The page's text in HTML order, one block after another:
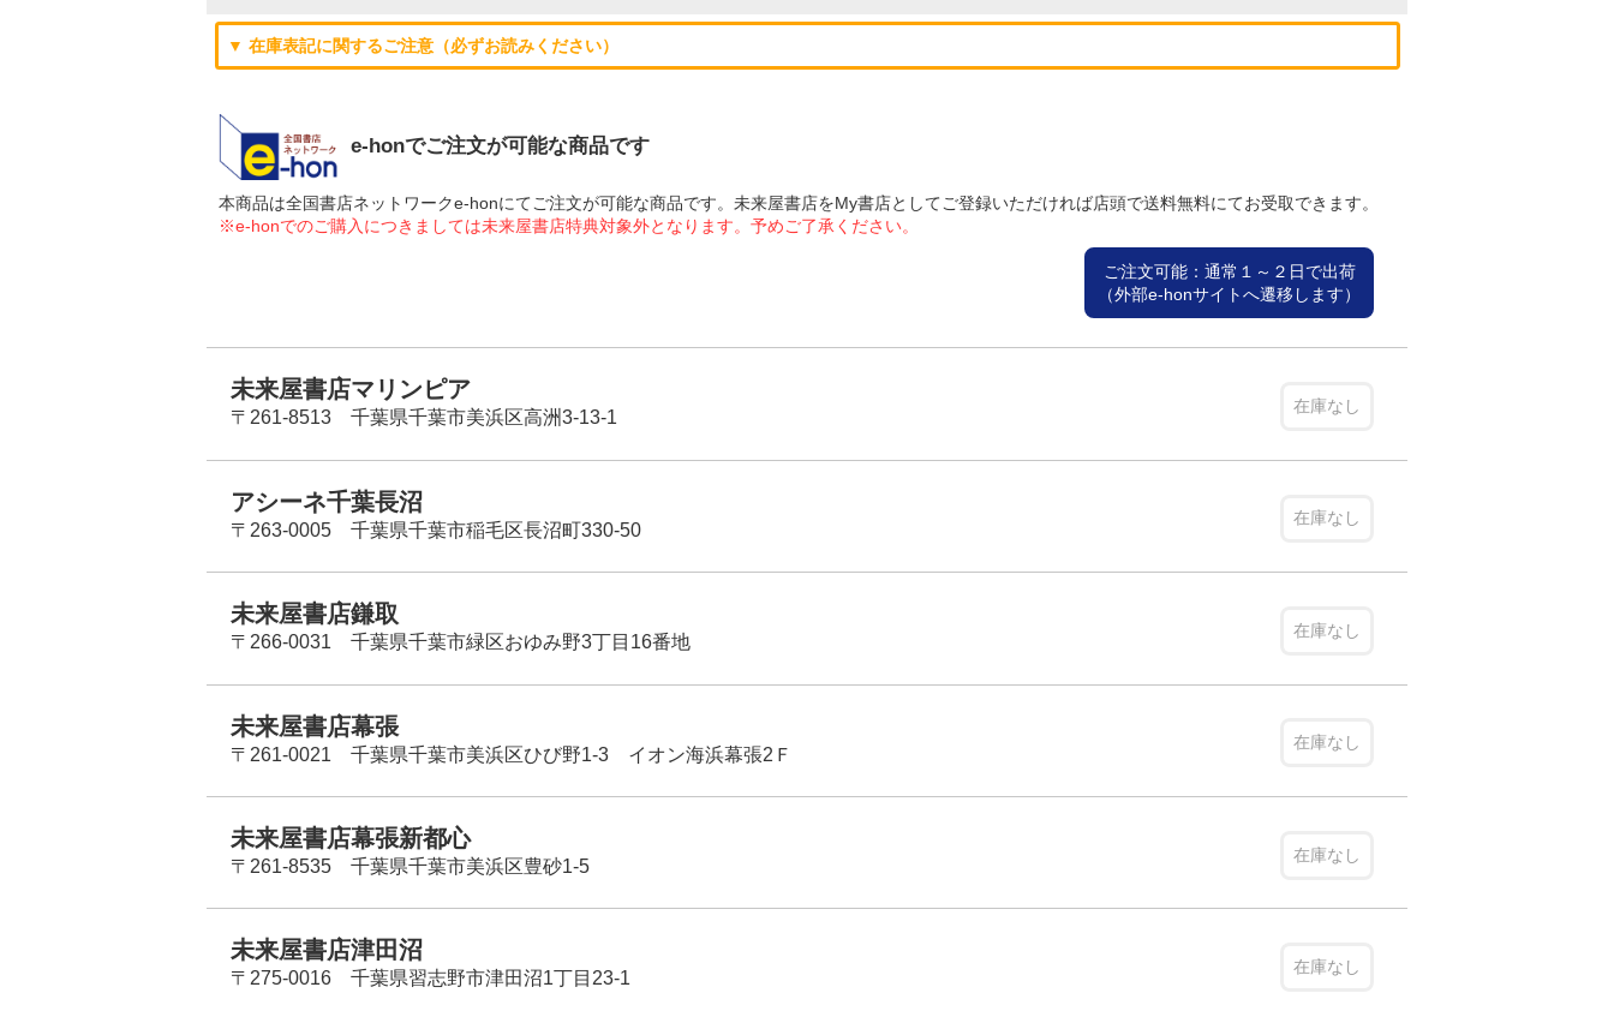
▼ 在庫表記に関するご注意（必ずお読みください）
e-honでご注文が可能な商品です
本商品は全国書店ネットワークe-honにてご注文が可能な商品です。未来屋書店をMy書店としてご登録いただければ店頭で送料無料にてお受取できます。
※e-honでのご購入につきましては未来屋書店特典対象外となります。予めご了承ください。
ご注文可能：通常１～２日で出荷
（外部e-honサイトへ遷移します）
未来屋書店マリンピア
〒261-8513 千葉県千葉市美浜区高洲3-13-1
在庫なし
アシーネ千葉長沼
〒263-0005 千葉県千葉市稲毛区長沼町330-50
在庫なし
未来屋書店鎌取
〒266-0031 千葉県千葉市緑区おゆみ野3丁目16番地
在庫なし
未来屋書店幕張
〒261-0021 千葉県千葉市美浜区ひび野1-3 イオン海浜幕張2Ｆ
在庫なし
未来屋書店幕張新都心
〒261-8535 千葉県千葉市美浜区豊砂1-5
在庫なし
未来屋書店津田沼
〒275-0016 千葉県習志野市津田沼1丁目23-1
在庫なし